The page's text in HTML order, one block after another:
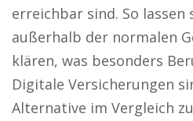
erreichbar sind. So lassen
außerhalb der normalen
klären, was besonders
Digitale Versicherungen
Alternative im Vergleich